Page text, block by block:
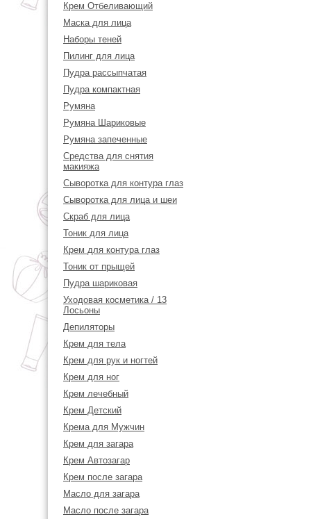
Крем Отбеливающий
Маска для лица
Наборы теней
Пилинг для лица
Пудра рассыпчатая
Пудра компактная
Румяна
Румяна Шариковые
Румяна запеченные
Средства для снятия
макияжа
Сыворотка для контура глаз
Сыворотка для лица и шеи
Скраб для лица
Тоник для лица
Крем для контура глаз
Тоник от прыщей
Пудра шариковая
Уходовая косметика / 13
Лосьоны
Депиляторы
Крем для тела
Крем для рук и ногтей
Крем для ног
Крем лечебный
Крем Детский
Крема для Мужчин
Крем для загара
Крем Автозагар
Крем после загара
Масло для загара
Масло после загара